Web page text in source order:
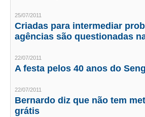
GUIA DAS ENGENHARIAS
CONTATO
CURSOS
SEESP EDUCAÇÃO
25/07/2011
Criadas para intermediar
agências são questionadas
22/07/2011
A festa pelos 40 anos do
22/07/2011
Bernardo diz que não tem
grátis